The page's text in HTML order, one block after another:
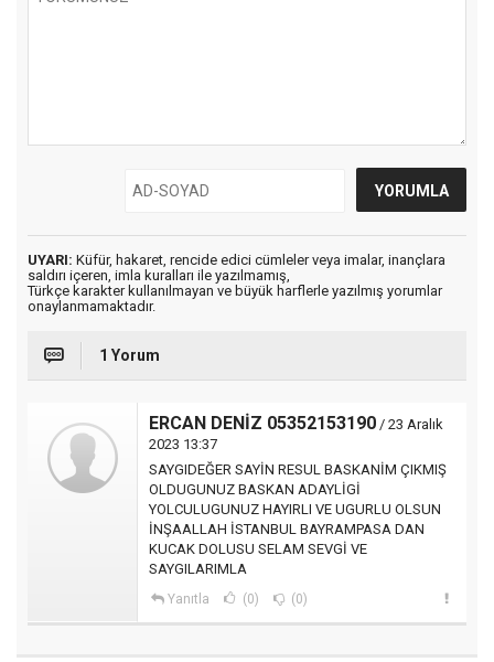
UYARI: Küfür, hakaret, rencide edici cümleler veya imalar, inançlara
saldırı içeren, imla kuralları ile yazılmamış,
Türkçe karakter kullanılmayan ve büyük harflerle yazılmış yorumlar
onaylanmamaktadır.
1 Yorum
ERCAN DENİZ 05352153190 / 23 Aralık
2023 13:37
SAYGIDEĞER SAYİN RESUL BASKANİM ÇIKMIŞ
OLDUGUNUZ BASKAN ADAYLİGİ
YOLCULUGUNUZ HAYIRLI VE UGURLU OLSUN
İNŞAALLAH İSTANBUL BAYRAMPASA DAN
KUCAK DOLUSU SELAM SEVGİ VE
SAYGILARIMLA
Yanıtla (0) (0)